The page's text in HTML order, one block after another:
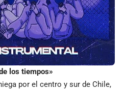
los tiempos»
por el centro y sur de Chile,